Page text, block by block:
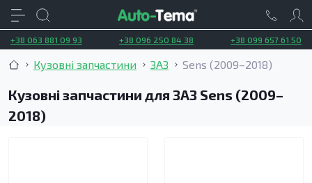
+38 063 881 09 93 +38 096 250 84 38 +38 099 657 61 50
Кузовні запчастини ЗАЗ Sens (2009–2018)
Кузовні запчастини для ЗАЗ Sens (2009–
2018)